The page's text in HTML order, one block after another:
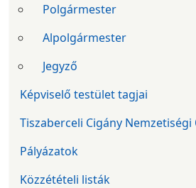
Polgármester
Alpolgármester
Jegyző
Képviselő testület tagjai
Tiszaberceli Cigány
Pályázatok
Közzétételi listák